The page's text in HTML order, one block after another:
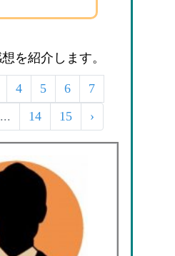
を紹介します。
4 5 6
7
... 14 15 ›